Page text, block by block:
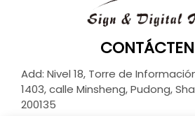
Add: Nivel 18, Torre de
1403, calle Minsheng, Pudong,
200135